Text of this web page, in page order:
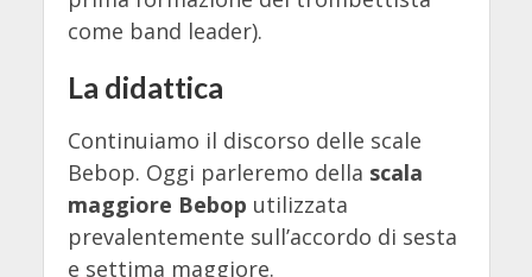
come band leader).
La didattica
Continuiamo il discorso delle scale
Bebop. Oggi parleremo della scala
maggiore Bebop utilizzata
prevalentemente sull’accordo di sesta
e settima maggiore.